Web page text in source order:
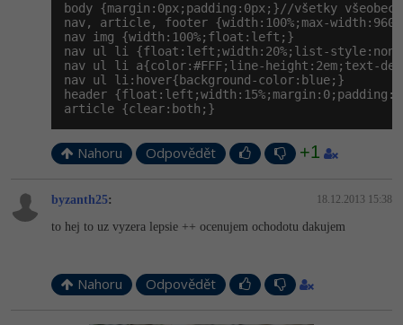
body {margin:0px;padding:0px;}//všetky
nav, article, footer {width:100%;max-
nav img {width:100%;float:left;}
nav ul li {float:left;width:20%;list-
nav ul li a{color:#FFF;line-height:2em;text-
nav ul li:hover{background-color:blue;}
header
article {clear:both;}
Nahoru Odpovědět +1
byzanth25: 18.12.2013 15:38
to hej to uz vyzera lepsie ++ ocenujem ochodotu dakujem
Nahoru Odpovědět